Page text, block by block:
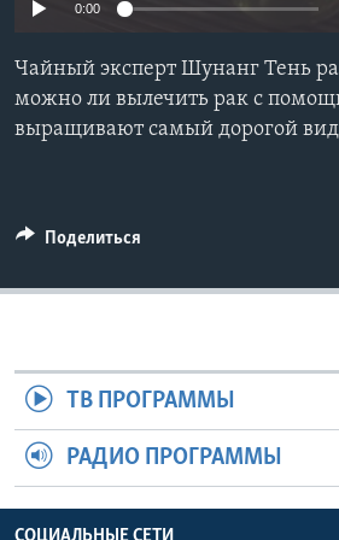
СОЦИАЛЬНЫЕ СЕТИ
0:00
Чайный эксперт Шунанг Тень
можно ли вылечить рак с
выращивают самый дорогой вид
Поделиться
ТВ ПРОГРАММЫ
РАДИО ПРОГРАММЫ